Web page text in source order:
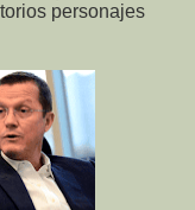
personajes